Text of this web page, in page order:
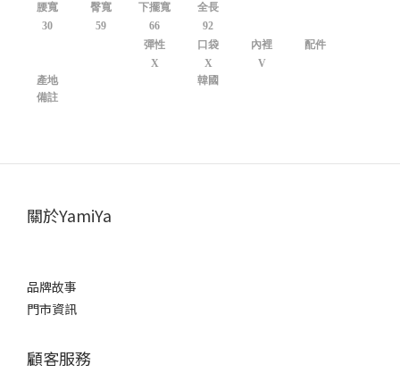
腰寬
臀寬 下擺寬
全長
30
59 66
92
彈性
口袋 內裡
配件
X
X
V
產地
韓國
備註
關於YamiYa
品牌故事
門市資訊
顧客服務